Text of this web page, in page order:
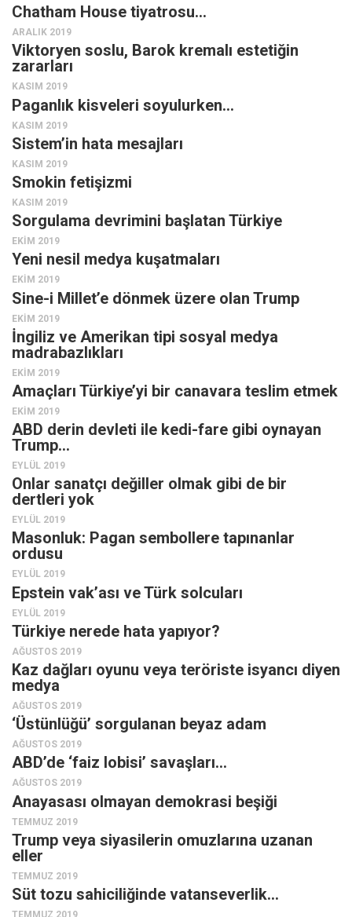
» Yazar arşivi
Bu Sayı
Tüm Sayılar
Kategoriler
Kültür Sanat
Karisi kitap sualleri
7 soruda bu hafta
Ekonomi
Spor
Manzara
Gıda-Beslenme
Hayat
Türkiye
Siyaset
Dünya
Asya
İslam Dünyası
Avustralya
Tarih
Düşünce
Dosyalar
Chatham House tiyatrosu…
ARALIK 2019
Viktoryen soslu, Barok kremalı estetiğin
zararları
KASIM 2019
Paganlık kisveleri soyulurken…
KASIM 2019
Sistem’in hata mesajları
KASIM 2019
Smokin fetişizmi
KASIM 2019
Sorgulama devrimini başlatan Türkiye
EKIM 2019
Yeni nesil medya kuşatmaları
EKIM 2019
Sine-i Millet’e dönmek üzere olan Trump
EKIM 2019
İngiliz ve Amerikan tipi sosyal medya
madrabazlıkları
EKIM 2019
Amaçları Türkiye’yi bir canavara teslim etmek
EKIM 2019
ABD derin devleti ile kedi-fare gibi oynayan
Trump…
EYLÜL 2019
Onlar sanatçı değiller olmak gibi de bir
dertleri yok
EYLÜL 2019
Masonluk: Pagan sembollere tapınanlar
ordusu
EYLÜL 2019
Epstein vak’ası ve Türk solcuları
EYLÜL 2019
Türkiye nerede hata yapıyor?
AĞUSTOS 2019
Kaz dağları oyunu veya teröriste isyancı diyen
medya
AĞUSTOS 2019
‘Üstünlüğü’ sorgulanan beyaz adam
AĞUSTOS 2019
ABD’de ‘faiz lobisi’ savaşları…
AĞUSTOS 2019
Anayasası olmayan demokrasi beşiği
TEMMUZ 2019
Trump veya siyasilerin omuzlarına uzanan
eller
TEMMUZ 2019
Süt tozu sahiciliğinde vatanseverlik…
TEMMUZ 2019